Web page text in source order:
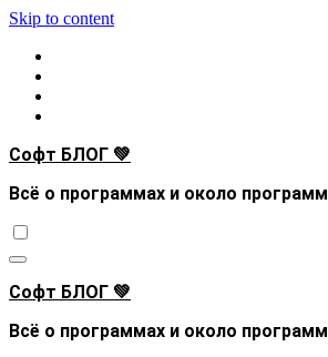
Skip to content
Софт БЛОГ 💚
Всё о программах и около программ
Софт БЛОГ 💚
Всё о программах и около программ